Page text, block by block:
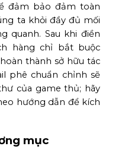
đảm bảo đảm toàn
ta khỏi đầy đủ mối
quanh. Sau khi điền
hàng chỉ bắt buộc
thành sở hữu tác
phê chuẩn chỉnh sẽ
của game thủ; hãy
hướng dẫn để kích
mục